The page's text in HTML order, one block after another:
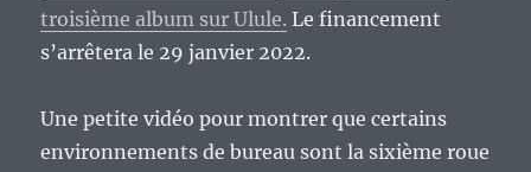
troisième album sur Ulule. Le financement
s’arrêtera le 29 janvier 2022.
Une petite vidéo pour montrer que certains
environnements de bureau sont la sixième roue